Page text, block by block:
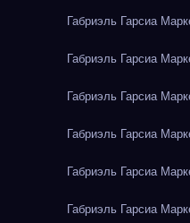
Габриэль Гарсиа
Габриэль Гарсиа
Габриэль Гарсиа
Габриэль Гарсиа
Габриэль Гарсиа
Габриэль Гарсиа